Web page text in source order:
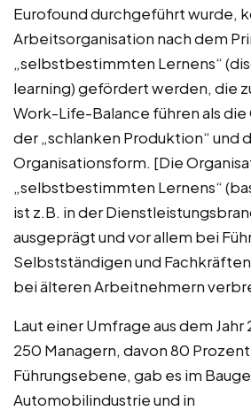
Eurofound durchgeführt wurde,
Arbeitsorganisation nach dem
„selbstbestimmten Lernens“
learning) gefördert werden, die
Work-Life-Balance führen als
der „schlanken Produktion“ und
Organisationsform. [Die
„selbstbestimmten Lernens“
ist z.B. in der
ausgeprägt und vor allem bei
Selbstständigen und
bei älteren Arbeitnehmern
Laut einer Umfrage aus dem
250 Managern, davon 80
Führungsebene, gab es im
Automobilindustrie und in